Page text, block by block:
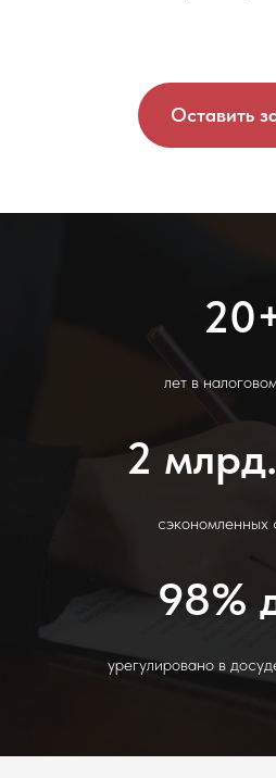
Оставить
лет в
2
сэкономленных
98%
урегулировано в